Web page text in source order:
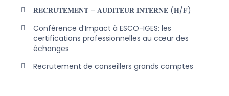
𝐑𝐄𝐂𝐑𝐔𝐓𝐄𝐌𝐄𝐍𝐓 – 𝐀𝐔𝐃𝐈𝐓𝐄𝐔𝐑 𝐈𝐍𝐓𝐄𝐑𝐍𝐄 (𝐇/𝐅)
Conférence d’Impact à ESCO-IGES: les
certifications professionnelles au cœur des
échanges
Recrutement de conseillers grands comptes